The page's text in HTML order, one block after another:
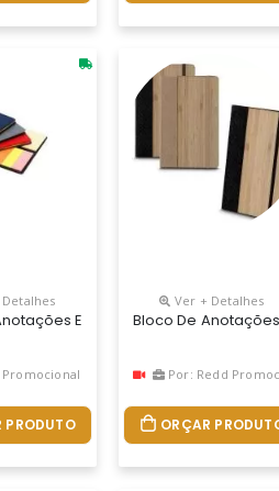
Para Caneta E Miolo De 60
Em Couro Sintético Com
PRODUTO
Ver + Detalhes
Bloco De
Por: Redd Promocional
ORÇAR